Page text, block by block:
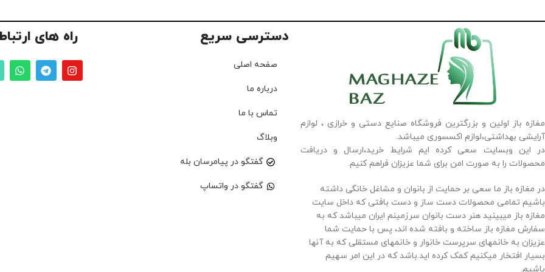
مغازه باز اولین و بزرگترین فروشگاه صنایع دستی و خرازی ، لوازم
آرایشی بهداشتی،لوازم اکسسوری میباشد.
در این وبسایت سعی کرده ایم شرایط خرید،ارسال و دریافت
محصولات را به صورت امن برای شما عزیزان فراهم کنیم.
در مغازه باز ما سعی بر حمایت از بانوان و مشاغل خانگی داشته
باشیم تمامی محصولات دست ساز و دست بافتی که داخل سایت
مغازه باز میبینید هنر دست بانوان سرزمینم ایران میباشد که به
سفارش مغازه باز ساخته و بافته شده اند، پس با حمایت شما
عزیزان به خانمهای سرپرست خانوار و خانمهای مستقلی که به آنها
بسیار افتخار میکنیم کمک کرده اید.باشد که در این امر سهیم
باشیم.
دسترسی سریع
صفحه اصلی
درباره ما
تماس با ما
وبلاگ
گفتگو در پیامرسان بله
گفتگو در واتساپ
راه های